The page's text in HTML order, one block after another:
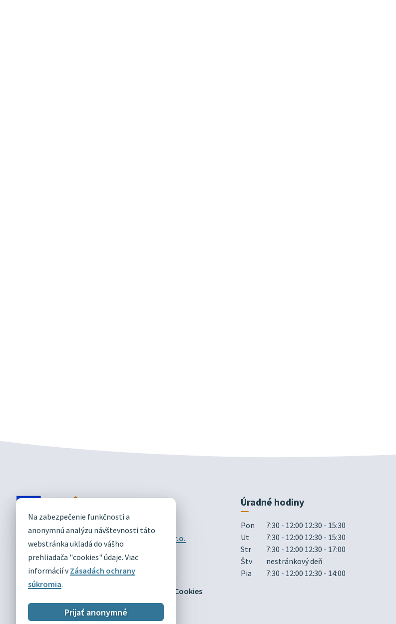
Na zabezpečenie funkčnosti a
anonymnú analýzu návštevnosti táto
webstránka ukladá do vášho
prehliadača "cookies" údaje. Viac
informácií vZásadách ochrany
súkromia.
Prijať anonymné
DIVÍN
OFICIÁLNE STRÁNKY
Technický prevádzkovateľ:
Alphabet partner s.r.o.
Správca obsahu:Obec Divín
Posledná aktualizácia:03.08.2026
Mapa
Vyhlásenie o prístupnosti
Zásady ochrany osobných údajov
Nastaviť Cookies
Úradné hodiny
Pon
7:30 - 12:00 12:30 - 15:30
Ut
7:30 - 12:00 12:30 - 15:30
Str
7:30 - 12:00 12:30 - 17:00
Štv
nestránkový deň
Pia
7:30 - 12:00 12:30 - 14:00